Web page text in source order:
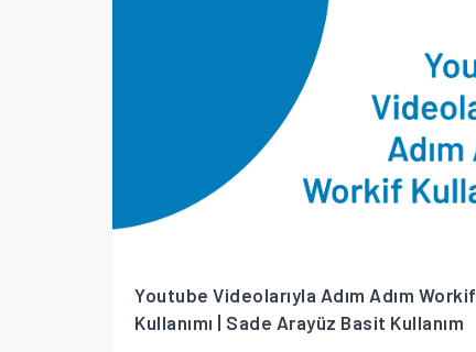
Youtube Videolarıyla Adım Adım Workif
Kullanımı | Sade Arayüz Basit Kullanım